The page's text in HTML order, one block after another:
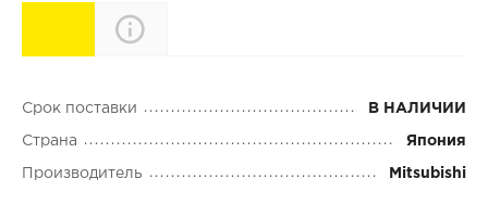
Характеристики
Срок поставки В НАЛИЧИИ
Страна Япония
Производитель Mitsubishi